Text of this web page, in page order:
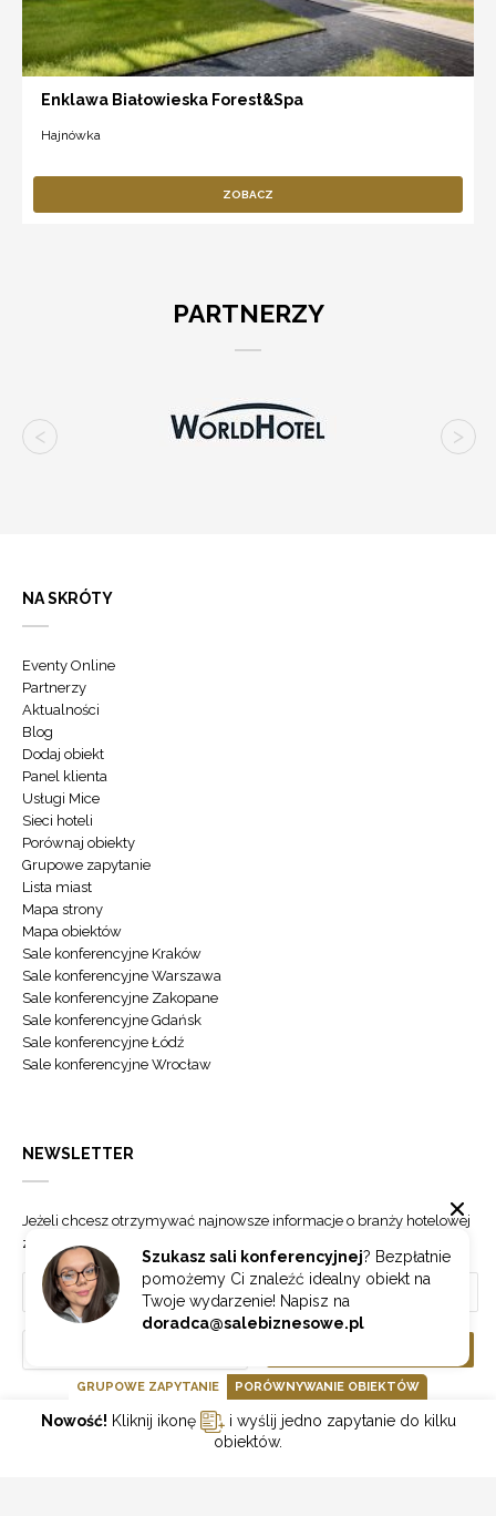
Enklawa Białowieska Forest&Spa
Hajnówka
ZOBACZ
PARTNERZY
Szukasz sali konferencyjnej? Bezpłatnie
pomożemy Ci znaleźć idealny obiekt na
Twoje wydarzenie! Napisz na
doradca@salebiznesowe.pl
NA SKRÓTY
Eventy Online
Partnerzy
Aktualności
Blog
Dodaj obiekt
Panel klienta
Usługi Mice
Sieci hoteli
Porównaj obiekty
Grupowe zapytanie
Lista miast
Mapa strony
Mapa obiektów
Sale konferencyjne Kraków
Sale konferencyjne Warszawa
Sale konferencyjne Zakopane
Sale konferencyjne Gdańsk
Sale konferencyjne Łódź
Sale konferencyjne Wrocław
NEWSLETTER
Jeżeli chcesz otrzymywać najnowsze informacje o branży hotelowej
zapisz się do naszego newslettera.
GOONLINE.PL SPÓŁKA Z OGRANICZONĄ ODPOWIEDZIALNOŚCIĄ SP.K.
GRUPOWE ZAPYTANIE PORÓWNYWANIE OBIEKTÓW
Nowość! Kliknij ikonę
i wyślij jedno zapytanie do kilku
obiektów.